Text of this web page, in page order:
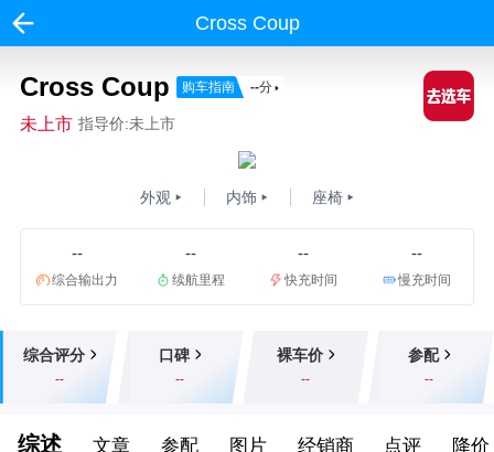
Cross Coup
Cross Coup 购车指南 --分
未上市 指导价:未上市
外观 内饰 座椅
--
综合输出力
--
续航里程
--
快充时间
--
慢充时间
综合评分
--
口碑
--
裸车价
--
参配
--
综述 文章 参配 图片 经销商 点评 降价